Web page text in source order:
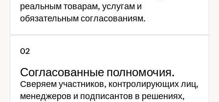
реальным товарам, услугам и
обязательным согласованиям.
Согласованные полномочия.
Сверяем участников, контролирующих лиц,
менеджеров и подписантов в решениях,